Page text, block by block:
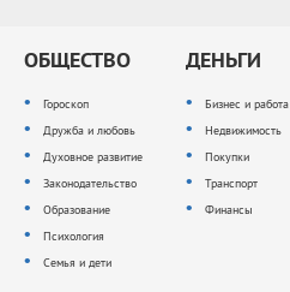
ОБЩЕСТВО
Гороскоп
Дружба и любовь
Духовное развитие
Законодательство
Образование
Психология
Семья и дети
ДЕНЬГИ
Бизнес и работа
Недвижимость
Покупки
Транспорт
Финансы